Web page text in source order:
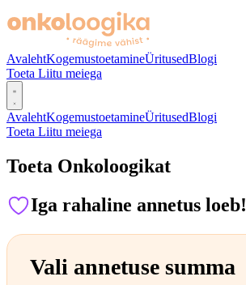
AvalehtKogemustoetamineÜritusedBlogi
Toeta Liitu meiega
AvalehtKogemustoetamineÜritusedBlogi
Toeta Liitu meiega
Toeta Onkoloogikat
Iga rahaline annetus loeb!
Vali annetuse summa